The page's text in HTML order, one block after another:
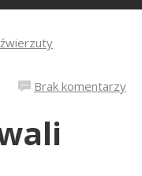
Brak komentarzy